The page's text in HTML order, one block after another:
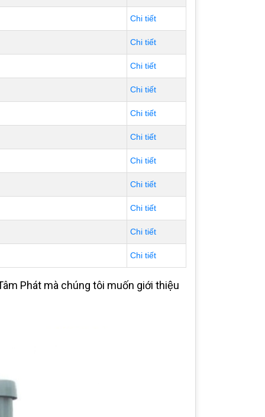
Chi tiết
Chi tiết
Chi tiết
Chi tiết
Chi tiết
Chi tiết
Chi tiết
Chi tiết
Chi tiết
Chi tiết
Chi tiết
Phát mà chúng tôi muốn giới thiệu